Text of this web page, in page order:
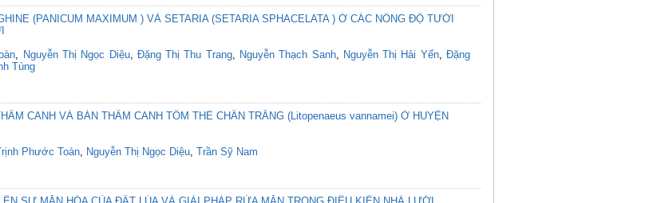
(PANICUM MAXIMUM ) VÀ SETARIA (SETARIA SPHACELATA ) Ở CÁC NỒNG ĐỘ TƯỚI
, Nguyễn Thị Ngọc Diệu, Đặng Thị Thu Trang, Nguyễn Thạch Sanh, Nguyễn Thị Hải Yến,Đặng
Tùng
CANH VÀ BÁN THÂM CANH TÔM THẺ CHÂN TRẮNG (Litopenaeus vannamei) Ở HUYỆN
Phước Toàn, Nguyễn Thị Ngọc Diệu, Trần Sỹ Nam